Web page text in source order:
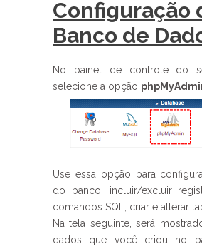
Configuração
Banco de
No painel de controle do
selecione a opção
Use essa opção para
do banco, incluir/excluir
comandos SQL, criar e alterar
Na tela seguinte, será
dados que você criou no